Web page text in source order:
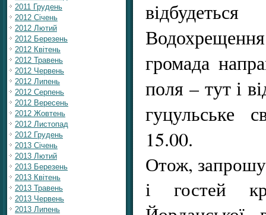
2011 Грудень
2012 Січень
2012 Лютий
2012 Березень
2012 Квітень
2012 Травень
2012 Червень
2012 Липень
2012 Серпень
2012 Вересень
2012 Жовтень
2012 Листопад
2012 Грудень
2013 Січень
2013 Лютий
2013 Березень
2013 Квітень
2013 Травень
2013 Червень
2013 Липень
громада
поля – тут і
гуцульське
15.00.
Отож,
і гостей